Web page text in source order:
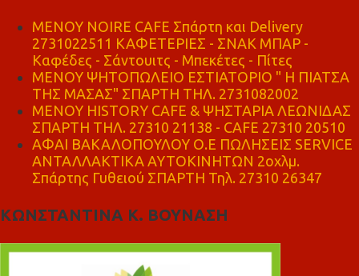
MENOY NOIRE CAFE Σπάρτη και Delivery
2731022511 ΚΑΦΕΤΕΡΙΕΣ - ΣΝΑΚ ΜΠΑΡ -
Καφέδες - Σάντουιτς - Μπεκέτες - Πίτες
ΜΕΝΟΥ ΨΗΤΟΠΩΛΕΙΟ ΕΣΤΙΑΤΟΡΙΟ " Η ΠΙΑΤΣΑ
ΤΗΣ ΜΑΣΑΣ" ΣΠΑΡΤΗ ΤΗΛ. 2731082002
ΜΕΝΟΥ HISTORY CAFE & ΨΗΣΤΑΡΙΑ ΛΕΩΝΙΔΑΣ
ΣΠΑΡΤΗ ΤΗΛ. 27310 21138 - CAFE 27310 20510
ΑΦΑΙ ΒΑΚΑΛΟΠΟΥΛΟΥ Ο.Ε ΠΩΛΗΣΕΙΣ SERVICE
ΑΝΤΑΛΛΑΚΤΙΚΑ ΑΥΤΟΚΙΝΗΤΩΝ 2οχλμ.
Σπάρτης Γυθειού ΣΠΑΡΤΗ Τηλ. 27310 26347
ΚΩΝΣΤΑΝΤΙΝΑ Κ. ΒΟΥΝΑΣΗ